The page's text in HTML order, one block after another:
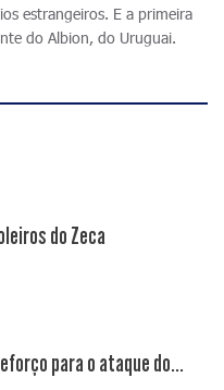
estrangeiros. E a primeira
do Albion, do Uruguai.
do Zeca
para o ataque do...